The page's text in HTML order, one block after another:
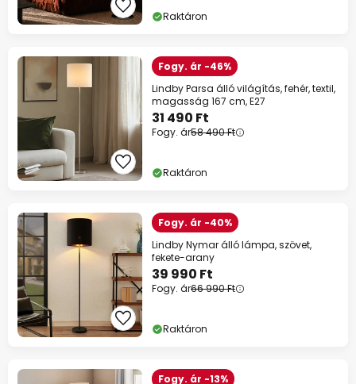
Raktáron
Fogy. ár -46%
Lindby Parsa álló világítás, fehér, textil,
magasság 167 cm, E27
31 490 Ft
Fogy. ár58 490 Ft
Raktáron
Fogy. ár -40%
Lindby Nymar álló lámpa, szövet,
fekete-arany
39 990 Ft
Fogy. ár66 990 Ft
Raktáron
Fogy. ár -13%